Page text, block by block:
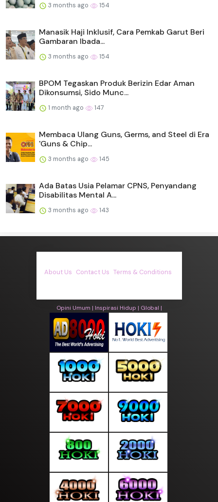
3 months ago 154
Manasik Haji Inklusif, Cara Pemkab Garut Beri
Gambaran Ibada...
3 months ago 154
BPOM Tegaskan Produk Berizin Edar Aman
Dikonsumsi, Sido Munc...
1 month ago 147
Membaca Ulang Guns, Germs, and Steel di Era
'Guns & Chip...
3 months ago 145
Ada Batas Usia Pelamar CPNS, Penyandang
Disabilitas Mental A...
3 months ago 143
About Us Contact Us Terms & Conditions
Opini Umum | Inspirasi Hidup | Global |